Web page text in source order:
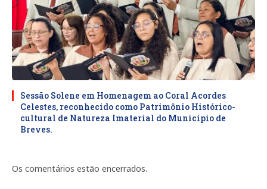
Sessão Solene em Homenagem ao Coral Acordes
Celestes, reconhecido como Patrimônio Histórico-
cultural de Natureza Imaterial do Município de
Breves.
Os comentários estão encerrados.